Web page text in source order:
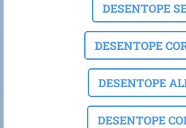
DESENTOPE
DESENTOPE
DESENTOPE
DESENTOPE